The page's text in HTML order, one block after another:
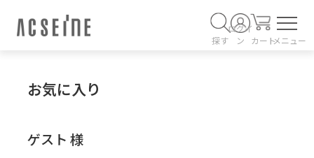
探す
ログイ
ン
カートメニュー
お気に入り
ゲスト 様